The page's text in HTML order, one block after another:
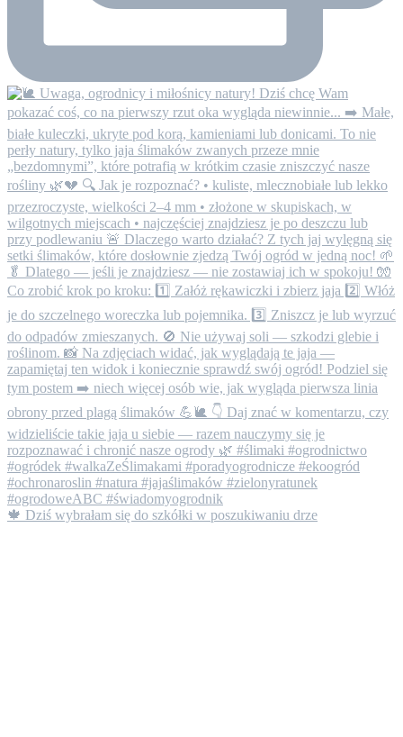
🍁 Dziś wybrałam się do szkółki w poszukiwaniu drze